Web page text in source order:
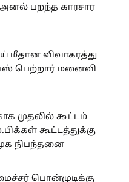
பறந்த காரசார
மீதான விவாகரத்து
பெற்றார் மனைவி
முதலில் கூட்டம்
கூட்டத்துக்கு
நிபந்தனை
பொன்முடிக்கு